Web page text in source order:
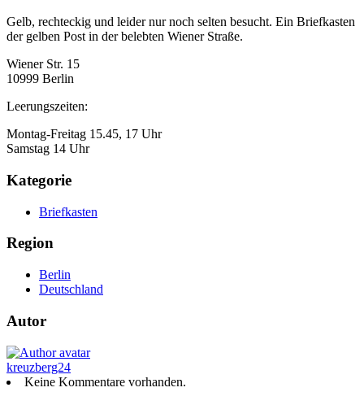
Gelb, rechteckig und leider nur noch selten besucht. Ein Briefkasten
der gelben Post in der belebten Wiener Straße.
Wiener Str. 15
10999 Berlin
Leerungszeiten:
Montag-Freitag 15.45, 17 Uhr
Samstag 14 Uhr
Kategorie
Briefkasten
Region
Berlin
Deutschland
Autor
kreuzberg24
Keine Kommentare vorhanden.